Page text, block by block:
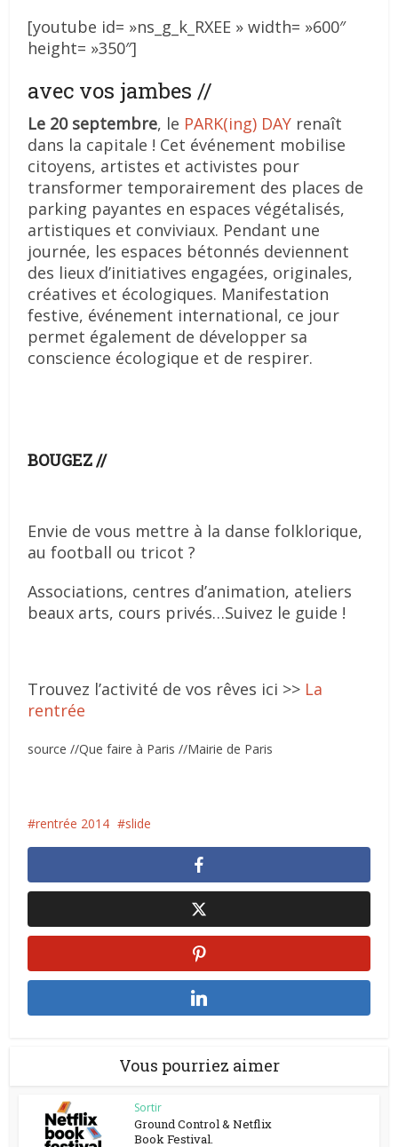
[youtube id= »ns_g_k_RXEE » width= »600″
height= »350″]
avec vos jambes //
Le 20 septembre, le PARK(ing) DAY renaît
dans la capitale ! Cet événement mobilise
citoyens, artistes et activistes pour
transformer temporairement des places de
parking payantes en espaces végétalisés,
artistiques et conviviaux. Pendant une
journée, les espaces bétonnés deviennent
des lieux d’initiatives engagées, originales,
créatives et écologiques. Manifestation
festive, événement international, ce jour
permet également de développer sa
conscience écologique et de respirer.
BOUGEZ//
Envie de vous mettre à la danse folklorique,
au football ou tricot ?
Associations, centres d’animation, ateliers
beaux arts, cours privés…Suivez le guide !
Trouvez l’activité de vos rêves ici >> La
rentrée
source //Que faire à Paris //Mairie de Paris
rentrée 2014 slide
Vous pourriez aimer
Sortir
Ground Control & Netflix
Book Festival.